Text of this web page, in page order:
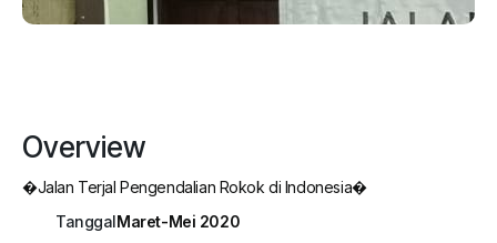
Overview
�Jalan Terjal Pengendalian Rokok di Indonesia�
TanggalMaret-Mei 2020